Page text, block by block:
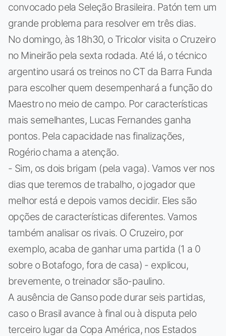
convocado pela Seleção Brasileira. Patón tem um
grande problema para resolver em três dias.
No domingo, às 18h30, o Tricolor visita o Cruzeiro
no Mineirão pela sexta rodada. Até lá, o técnico
argentino usará os treinos no CT da Barra Funda
para escolher quem desempenhará a função do
Maestro no meio de campo. Por características
mais semelhantes, Lucas Fernandes ganha
pontos. Pela capacidade nas finalizações,
Rogério chama a atenção.
- Sim, os dois brigam (pela vaga). Vamos ver nos
dias que teremos de trabalho, o jogador que
melhor está e depois vamos decidir. Eles são
opções de características diferentes. Vamos
também analisar os rivais. O Cruzeiro, por
exemplo, acaba de ganhar uma partida (1 a 0
sobre o Botafogo, fora de casa) - explicou,
brevemente, o treinador são-paulino.
A ausência de Ganso pode durar seis partidas,
caso o Brasil avance à final ou à disputa pelo
terceiro lugar da Copa América, nos Estados